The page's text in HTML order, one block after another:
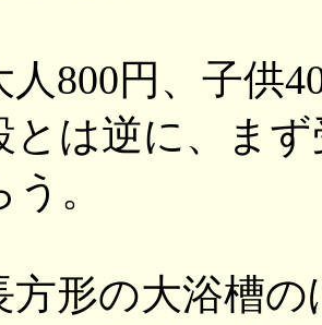
人800円、子供
とは逆に、ま
。
方形の大浴槽